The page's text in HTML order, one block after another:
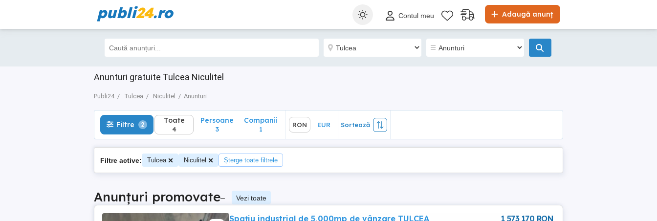
publi24.ro Adaugă anunț
Contul meu
Anunturi gratuite Tulcea Niculitel
Publi24 Tulcea Niculitel Anunturi
Filtre 2 Toate
4
Sortează
Filtre 2 Toate
4
Persoane
3
Companii
1
RON EUR Sortează
Filtre active: Tulcea Niculitel Șterge toate filtrele
Anunțuri promovate– Vezi toate
Spațiu industrial de 5,000mp de vânzare TULCEA
1 573 170 RON